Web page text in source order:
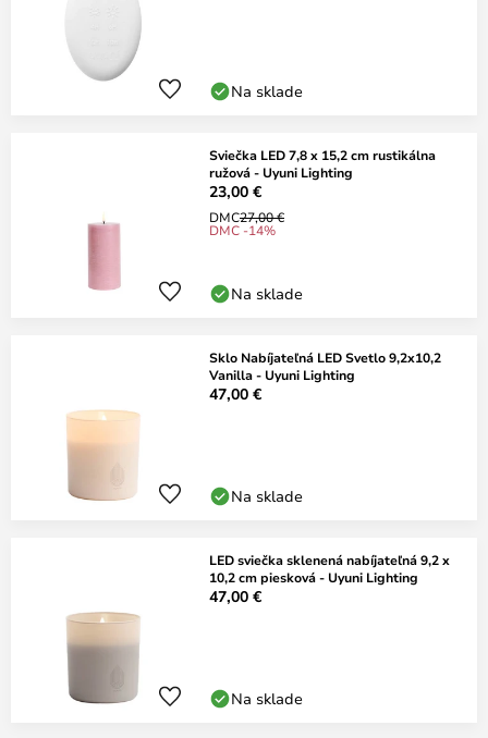
Na sklade
Sviečka LED 7,8 x 15,2 cm rustikálna
ružová - Uyuni Lighting
23,00 €
DMC27,00 €
DMC -14%
Na sklade
Sklo Nabíjateľná LED Svetlo 9,2x10,2
Vanilla - Uyuni Lighting
47,00 €
Na sklade
LED sviečka sklenená nabíjateľná 9,2 x
10,2 cm piesková - Uyuni Lighting
47,00 €
Na sklade